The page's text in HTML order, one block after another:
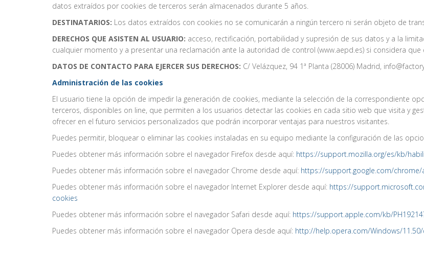
datos extraídos por cookies de terceros serán almacenados durante 5 años.
DESTINATARIOS: Los datos extraídos con cookies no se comunicarán a ningún tercero ni serán objeto de
DERECHOS QUE ASISTEN AL USUARIO: acceso, rectificación, portabilidad y supresión de sus datos y a la
cualquier momento y a presentar una reclamación ante la autoridad de control (www.aepd.es) si considera
DATOS DE CONTACTO PARA EJERCER SUS DERECHOS: C/ Velázquez, 94 1ª Planta (28006) Madrid,
Administración de las cookies
El usuario tiene la opción de impedir la generación de cookies, mediante la selección de la correspondiente
terceros, disponibles on line, que permiten a los usuarios detectar las cookies en cada sitio web que visita y
ofrecer en el futuro servicios personalizados que podrán incorporar ventajas para nuestros visitantes.
Puedes permitir, bloquear o eliminar las cookies instaladas en su equipo mediante la configuración de las
Puedes obtener más información sobre el navegador Firefox desde aquí: https://support.mozilla.org/es/kb/
Puedes obtener más información sobre el navegador Chrome desde aquí: https://support.google.com/chrome/
Puedes obtener más información sobre el navegador Internet Explorer desde aquí: https://
cookies
Puedes obtener más información sobre el navegador Safari desde aquí: https://support.apple.com/kb/
Puedes obtener más información sobre el navegador Opera desde aquí: http://help.opera.com/Windows/